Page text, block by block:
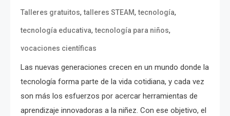
Talleres gratuitos,talleres STEAM,tecnología,
tecnología educativa,tecnología para niños,
vocaciones científicas
Las nuevas generaciones crecen en un mundo donde la
tecnología forma parte de la vida cotidiana, y cada vez
son más los esfuerzos por acercar herramientas de
aprendizaje innovadoras a la niñez. Con ese objetivo, el